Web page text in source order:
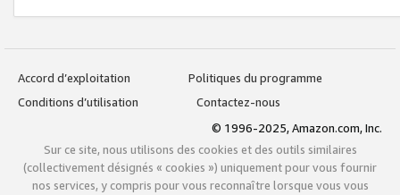
Accord d’exploitation
Politiques du programme
Conditions d’utilisation
Contactez-nous
© 1996-2025, Amazon.com, Inc.
Sur ce site, nous utilisons des cookies et des outils similaires
(collectivement désignés « cookies ») uniquement pour vous fournir
nos services, y compris pour vous reconnaître lorsque vous vous